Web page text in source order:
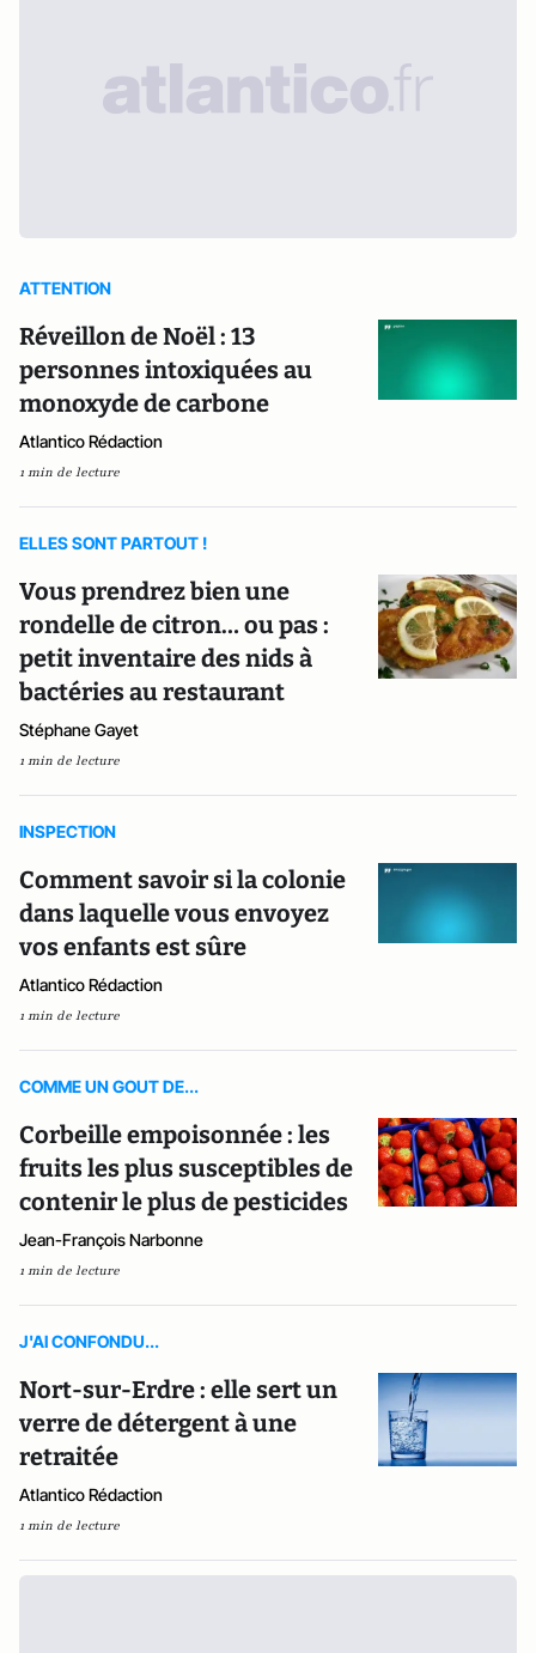
ATTENTION
Réveillon de Noël : 13
personnes intoxiquées au
monoxyde de carbone
Atlantico Rédaction
1 min de lecture
ELLES SONT PARTOUT !
Vous prendrez bien une
rondelle de citron… ou pas :
petit inventaire des nids à
bactéries au restaurant
Stéphane Gayet
1 min de lecture
INSPECTION
Comment savoir si la colonie
dans laquelle vous envoyez
vos enfants est sûre
Atlantico Rédaction
1 min de lecture
COMME UN GOUT DE...
Corbeille empoisonnée : les
fruits les plus susceptibles de
contenir le plus de pesticides
Jean-François Narbonne
1 min de lecture
J'AI CONFONDU...
Nort-sur-Erdre : elle sert un
verre de détergent à une
retraitée
Atlantico Rédaction
1 min de lecture